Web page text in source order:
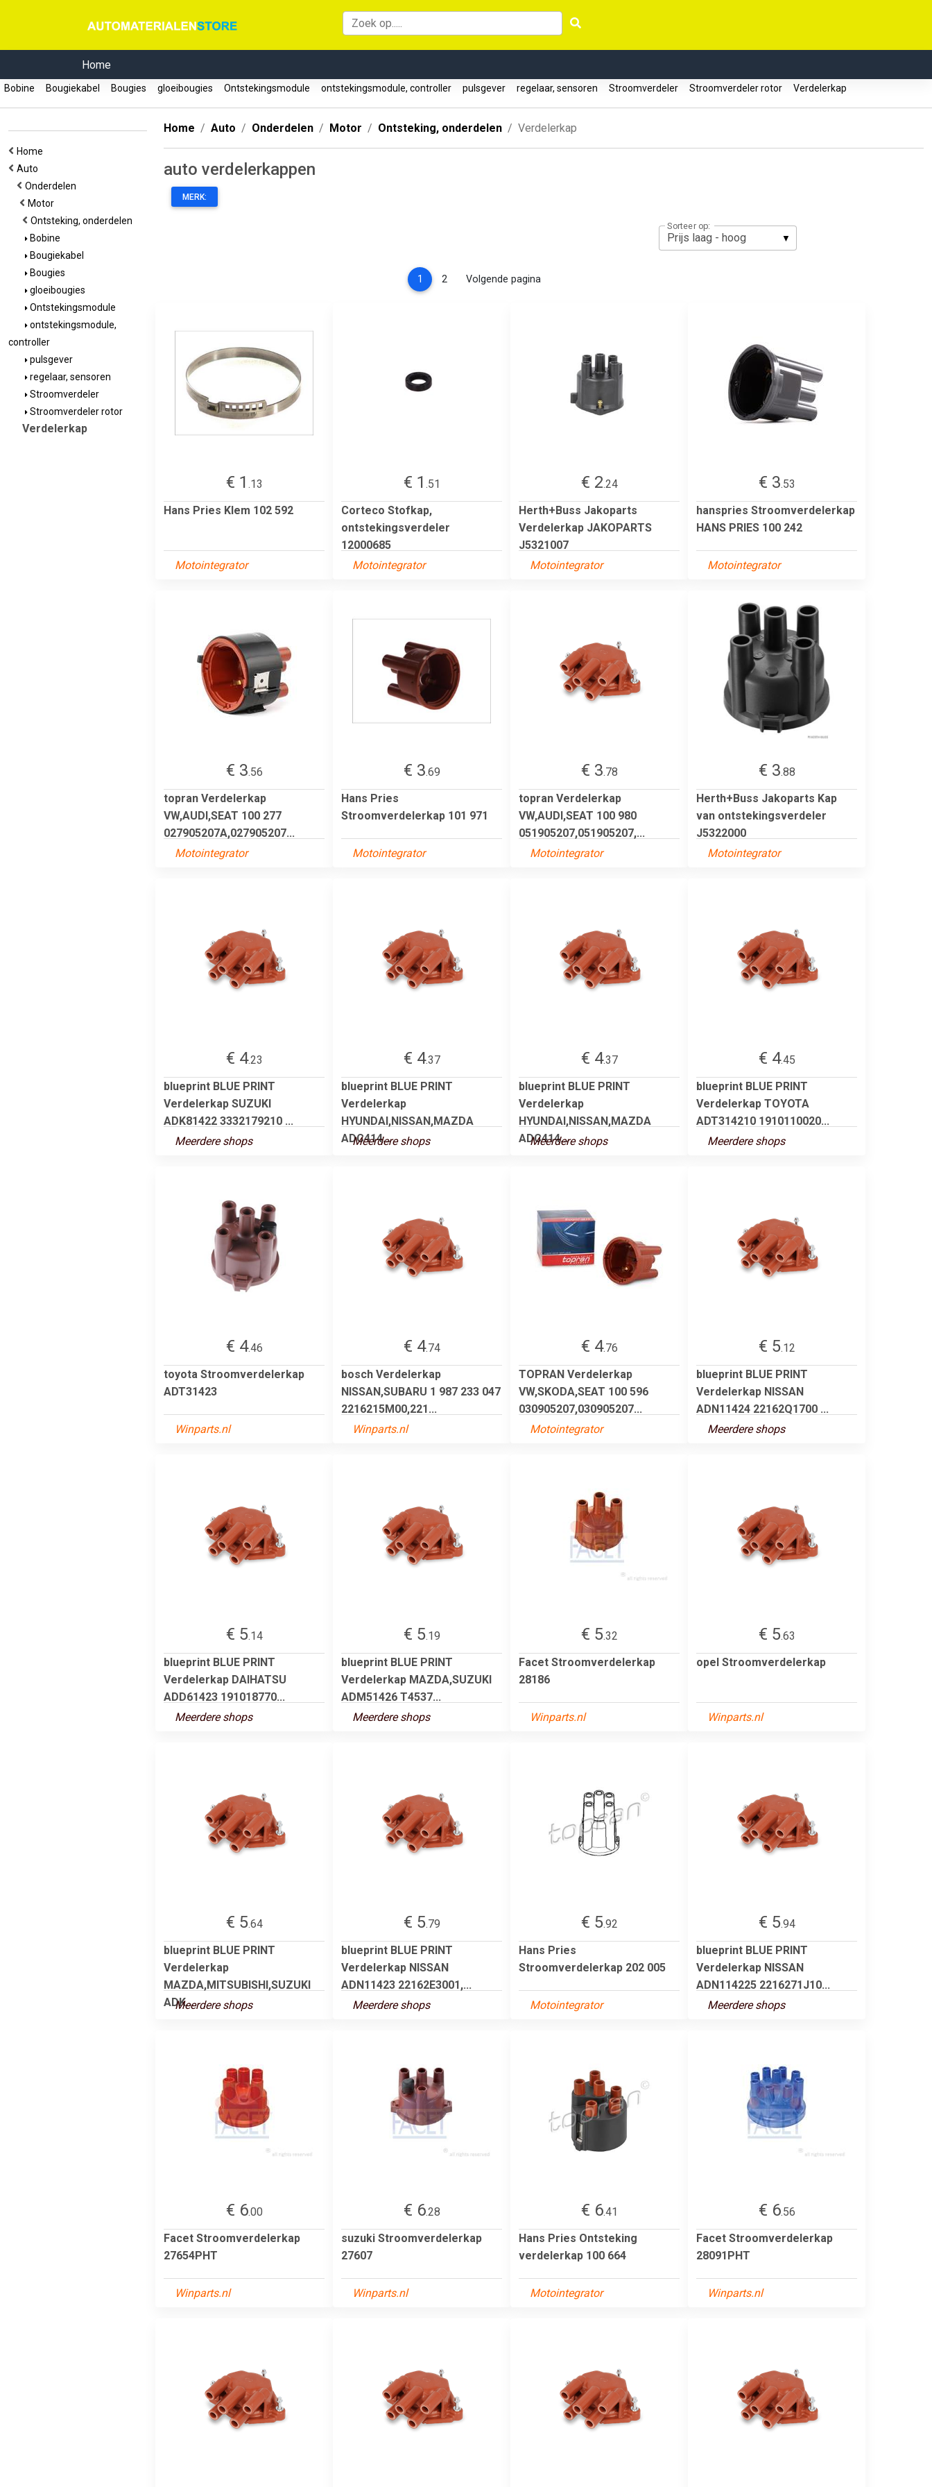
Home
Bobine Bougiekabel Bougies gloeibougies Ontstekingsmodule ontstekingsmodule, controller pulsgever regelaar, sensoren Stroomverdeler Stroomverdeler rotor Verdelerkap
Home
Auto
Onderdelen
Motor
Ontsteking, onderdelen
Bobine
Bougiekabel
Bougies
gloeibougies
Ontstekingsmodule
ontstekingsmodule,
controller
pulsgever
regelaar, sensoren
Stroomverdeler
Stroomverdeler rotor
Verdelerkap
Home Auto Onderdelen Motor Ontsteking, onderdelen Verdelerkap
auto verdelerkappen
MERK:
Sorteer op:
1 (current)
2 Volgende pagina
€ 1 .13
Hans Pries Klem 102 592
Motointegrator
€ 1 .51
Corteco Stofkap,
ontstekingsverdeler
12000685
Motointegrator
€ 2.24
Herth+Buss Jakoparts
Verdelerkap JAKOPARTS
J5321007
Motointegrator
€ 3.53
hanspries Stroomverdelerkap
HANS PRIES 100 242
Motointegrator
€ 3.56
topran Verdelerkap
VW,AUDI,SEAT 100 277
027905207A,027905207...
Motointegrator
€ 3.69
Hans Pries
Stroomverdelerkap 101 971
Motointegrator
€ 3.78
topran Verdelerkap
VW,AUDI,SEAT 100 980
051905207,051905207,...
Motointegrator
€ 3.88
Herth+Buss Jakoparts Kap
van ontstekingsverdeler
J5322000
Motointegrator
€ 4.23
blueprint BLUE PRINT
Verdelerkap SUZUKI
ADK81422 3332179210 ...
Meerdere shops
€ 4.37
blueprint BLUE PRINT
Verdelerkap
HYUNDAI,NISSAN,MAZDA
ADC414...
Meerdere shops
€ 4.37
blueprint BLUE PRINT
Verdelerkap
HYUNDAI,NISSAN,MAZDA
ADC414...
Meerdere shops
€ 4.45
blueprint BLUE PRINT
Verdelerkap TOYOTA
ADT314210 1910110020...
Meerdere shops
€ 4.46
toyota Stroomverdelerkap
ADT31423
Winparts.nl
€ 4.74
bosch Verdelerkap
NISSAN,SUBARU 1 987 233 047
2216215M00,221...
Winparts.nl
€ 4.76
TOPRAN Verdelerkap
VW,SKODA,SEAT 100 596
030905207,030905207...
Motointegrator
€ 5.12
blueprint BLUE PRINT
Verdelerkap NISSAN
ADN11424 22162Q1700 ...
Meerdere shops
€ 5.14
blueprint BLUE PRINT
Verdelerkap DAIHATSU
ADD61423 191018770...
Meerdere shops
€ 5.19
blueprint BLUE PRINT
Verdelerkap MAZDA,SUZUKI
ADM51426 T4537...
Meerdere shops
€ 5.32
Facet Stroomverdelerkap
28186
Winparts.nl
€ 5.63
opel Stroomverdelerkap
Winparts.nl
€ 5.64
blueprint BLUE PRINT
Verdelerkap
MAZDA,MITSUBISHI,SUZUKI
ADK...
Meerdere shops
€ 5.79
blueprint BLUE PRINT
Verdelerkap NISSAN
ADN11423 22162E3001,...
Meerdere shops
€ 5.92
Hans Pries
Stroomverdelerkap 202 005
Motointegrator
€ 5.94
blueprint BLUE PRINT
Verdelerkap NISSAN
ADN114225 2216271J10...
Meerdere shops
€ 6.00
Facet Stroomverdelerkap
27654PHT
Winparts.nl
€ 6.28
suzuki Stroomverdelerkap
27607
Winparts.nl
€ 6.41
Hans Pries Ontsteking
verdelerkap 100 664
Motointegrator
€ 6.56
Facet Stroomverdelerkap
28091PHT
Winparts.nl